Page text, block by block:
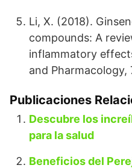
Li, X. (2018).
compounds: A
inflammatory
and Pharmacology,
Publicaciones
Descubre los
para la salud
Beneficios del